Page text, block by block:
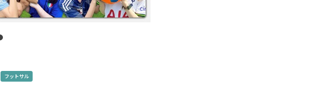
フットサル